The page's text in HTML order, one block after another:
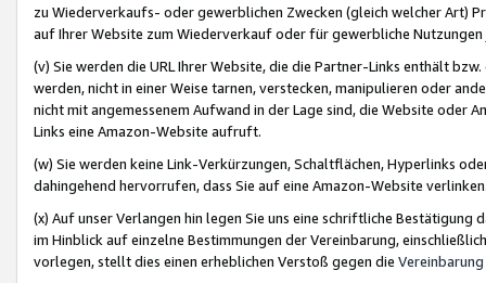
zu Wiederverkaufs- oder gewerblichen Zwecken (gleich welcher Art)
auf Ihrer Website zum Wiederverkauf oder für gewerbliche
(v) Sie werden die URL Ihrer Website, die die Partner-Links enthält
werden, nicht in einer Weise tarnen, verstecken, manipulieren oder
nicht mit angemessenem Aufwand in der Lage sind, die Website oder
Links eine Amazon-Website aufruft.
(w) Sie werden keine Link-Verkürzungen, Schaltflächen, Hyperlinks
dahingehend hervorrufen, dass Sie auf eine Amazon-Website
(x) Auf unser Verlangen hin legen Sie uns eine schriftliche
im Hinblick auf einzelne Bestimmungen der Vereinbarung,
vorlegen, stellt dies einen erheblichen Verstoß gegen die Vereinbarung